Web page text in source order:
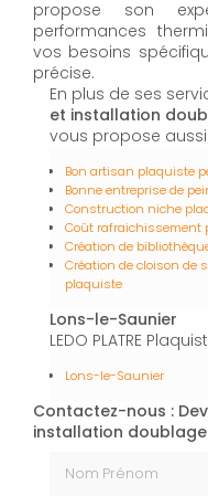
propose son
performances
vos besoins
précise.
En plus de ses
et installation
vous propose aussi
Bon artisan plaquiste
Bonne entreprise de
Construction niche
Coût rafraichissement
Création de
Création de cloison de
plaquiste
Lons-le-Saunier
LEDO PLATRE
Lons-le-Saunier
Contactez-nous :
installation